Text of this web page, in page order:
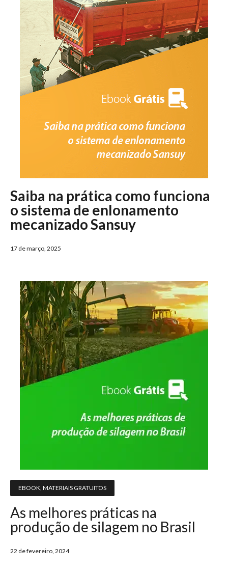
Saiba na prática como funciona
o sistema de enlonamento
mecanizado Sansuy
17 de março, 2025
EBOOK MATERIAIS GRATUITOS
As melhores práticas na
produção de silagem no Brasil
22 de fevereiro, 2024